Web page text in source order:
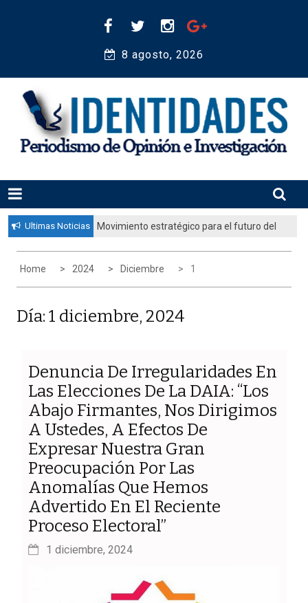
8 agosto, 2026
IDENTIDADES
Periodismo de Opinión e Investigación
Ultimas Noticias
Movimiento estratégico para el futuro del
fortalecer la educación judía en la
diáspora”
Home 2024 Diciembre 1
Día: 1 diciembre, 2024
Denuncia De Irregularidades En
Las Elecciones De La DAIA: “Los
Abajo Firmantes, Nos Dirigimos
A Ustedes, A Efectos De
Expresar Nuestra Gran
Preocupación Por Las
Anomalías Que Hemos
Advertido En El Reciente
Proceso Electoral”
1 diciembre, 2024